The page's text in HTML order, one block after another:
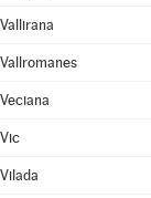
Vallirana
Vallromanes
Veciana
Vic
Vilada